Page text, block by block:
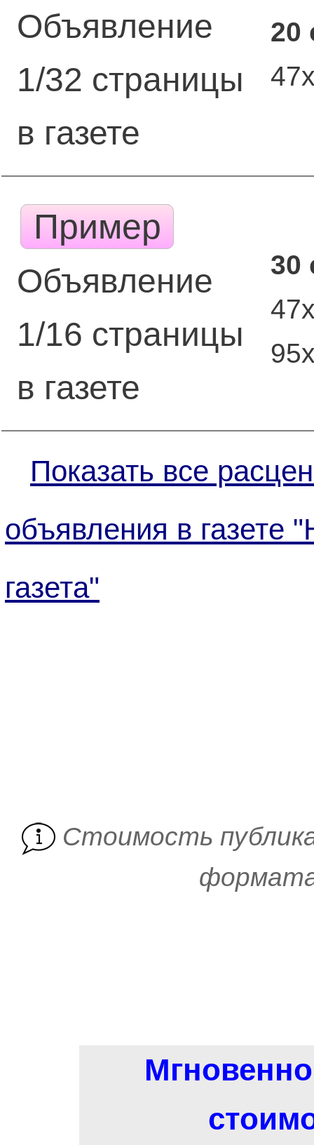
Объявление
1/32 страницы
в газете
20
Пример
Объявление
1/16 страницы
в газете
30
Показать все
объявления в газете
газета"
Cтоимость